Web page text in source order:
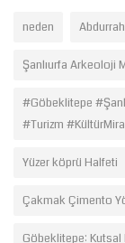
neden
Şanlıurfa Arkeoloji
#Göbeklitepe
#Turizm
Yüzer köprü Halfeti
Çakmak Çimento
Göbeklitepe: Kutsal